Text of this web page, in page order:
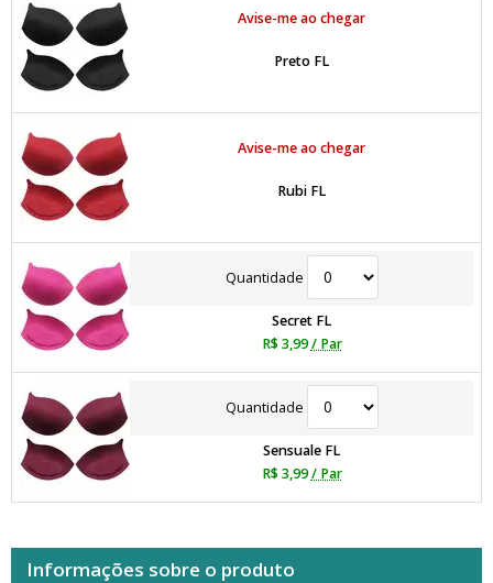
Avise-me ao chegar
Preto FL
Avise-me ao chegar
Rubi FL
Quantidade
Secret FL
R$ 3,99 / Par
Quantidade
Sensuale FL
R$ 3,99 / Par
Informações sobre o produto